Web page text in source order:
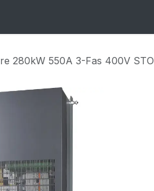
280kW 550A 3-Fas 400V STO